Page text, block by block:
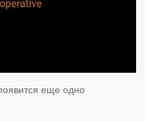
еще одно